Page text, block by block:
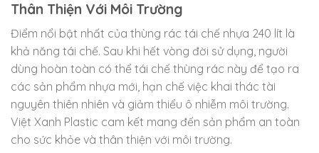
Thân Thiện Với Môi Trường
Điểm nổi bật nhất của thùng rác tái chế nhựa 240 lít là
khả năng tái chế. Sau khi hết vòng đời sử dụng, người
dùng hoàn toàn có thể tái chế thùng rác này để tạo ra
các sản phẩm nhựa mới, hạn chế việc khai thác tài
nguyên thiên nhiên và giảm thiểu ô nhiễm môi trường.
Việt Xanh Plastic cam kết mang đến sản phẩm an toàn
cho sức khỏe và thân thiện với môi trường.